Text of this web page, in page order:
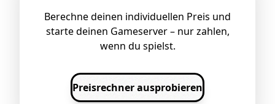
Berechne deinen individuellen Preis und
starte deinen Gameserver – nur zahlen,
wenn du spielst.
Preisrechner ausprobieren